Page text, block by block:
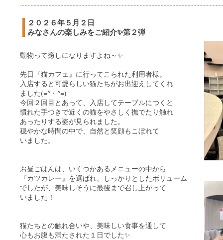
２０２６年５月２日
みなさんの楽しみをご紹介✨第２弾
動物って癒しになりますよね～✨
先日『猫カフェ』に行ってこられた利用者様。
入店すると可愛らしい猫たちがお出迎えしてくれ
ました(=^・^=)
今回２回目とあって、入店してテーブルにつくと
慣れた手つきで近くの猫をやさしく撫でたり触れ
あったりする姿が見られました。
穏やかな時間の中で、自然と笑顔もこぼれて
いました。
お昼ごはんは、いくつかあるメニューの中から
『カツカレー』を選ばれ、しっかりとしたボリューム
でしたが、美味しそうに最後まで召し上がって
いました！
猫たちとの触れ合いや、美味しい食事を通して
心もお腹も満たされた１日でした✨